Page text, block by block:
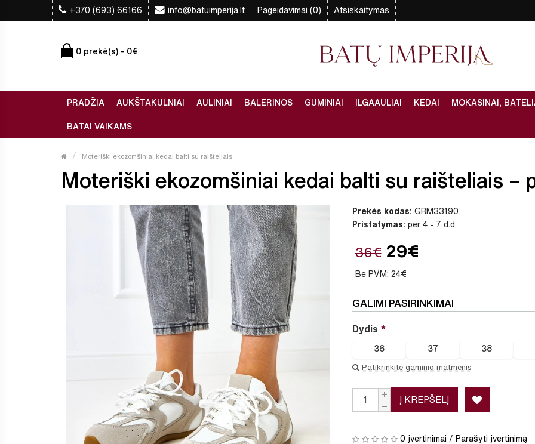
+370 (693) 66166 info@batuimperija.lt Pageidavimai (0) Atsiskaitymas
0 prekė(s) - 0€
PRADŽIA AUKŠTAKULNIAI AULINIAI BALERINOS GUMINIAI ILGAAULIAI KEDAI MOKASINAI,
BATAI VAIKAMS
Moteriški ekozomšiniai kedai balti su raišteliais
Moteriški ekozomšiniai kedai balti su raišteliais –
Prekės kodas: GRM33190
Pristatymas: per 4 - 7 d.d.
36€ 29€
Be PVM: 24€
GALIMI PASIRINKIMAI
Dydis
36 37 38
Patikrinkite gaminio matmenis
Į KREPŠELĮ
0 įvertinimai / Parašyti įvertinimą